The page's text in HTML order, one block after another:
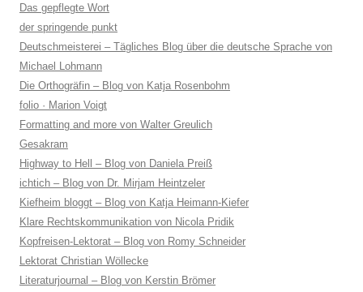
Das gepflegte Wort
der springende punkt
Deutschmeisterei – Tägliches Blog über die deutsche Sprache von
Michael Lohmann
Die Orthogräfin – Blog von Katja Rosenbohm
folio · Marion Voigt
Formatting and more von Walter Greulich
Gesakram
Highway to Hell – Blog von Daniela Preiß
ichtich – Blog von Dr. Mirjam Heintzeler
Kiefheim bloggt – Blog von Katja Heimann-Kiefer
Klare Rechtskommunikation von Nicola Pridik
Kopfreisen-Lektorat – Blog von Romy Schneider
Lektorat Christian Wöllecke
Literaturjournal – Blog von Kerstin Brömer